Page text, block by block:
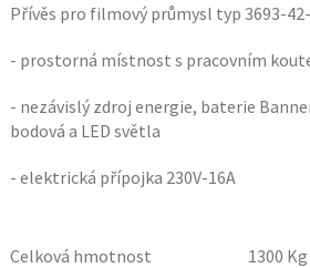
Přívěs pro filmový průmysl typ 3693-
- prostorná místnost s pracovním
- nezávislý zdroj energie, baterie
bodová a LED světla
- elektrická přípojka 230V-16A
Celková hmotnost 1300 Kg